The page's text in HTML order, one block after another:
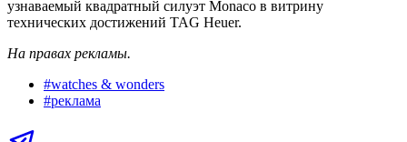
узнаваемый квадратный силуэт Monaco в витрину
технических достижений TAG Heuer.
На правах рекламы.
#watches & wonders
#реклама